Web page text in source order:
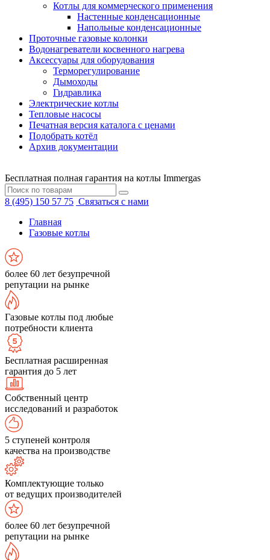
Котлы для коммерческого применения
Настенные конденсационные
Напольные конденсационные
Проточные газовые колонки
Водонагреватели косвенного нагрева
Аксессуары для оборудования
Терморегулирование
Дымоходы
Гидравлика
Электрические котлы
Тепловые насосы
Печатная версия каталога с ценами
Подобрать котёл
Архив документации
Бесплатная полная гарантия на котлы Immergas
8 (495) 150 57 75 Связаться с нами
Главная
Газовые котлы
более 60 лет безупречной
репутации на рынке
Газовые котлы под любые
потребности клиента
Бесплатная расширенная
гарантия до 5 лет
Собственный центр
исследований и разработок
5 ступеней контроля
качества на производстве
Комплектующие только
от ведущих производителей
более 60 лет безупречной
репутации на рынке